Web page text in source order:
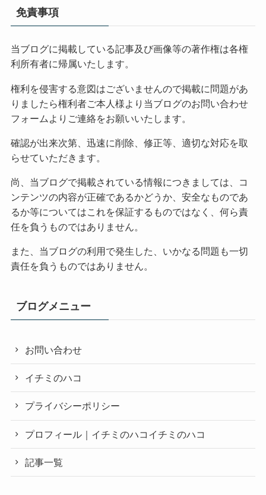
免責事項
当ブログに掲載している記事及び画像等の著作権は各権
利所有者に帰属いたします。
権利を侵害する意図はございませんので掲載に問題があ
りましたら権利者ご本人様より当ブログのお問い合わせ
フォームよりご連絡をお願いいたします。
確認が出来次第、迅速に削除、修正等、適切な対応を取
らせていただきます。
尚、当ブログで掲載されている情報につきましては、コ
ンテンツの内容が正確であるかどうか、安全なものであ
るか等についてはこれを保証するものではなく、何ら責
任を負うものではありません。
また、当ブログの利用で発生した、いかなる問題も一切
責任を負うものではありません。
ブログメニュー
お問い合わせ
イチミのハコ
プライバシーポリシー
プロフィール｜イチミのハコイチミのハコ
記事一覧